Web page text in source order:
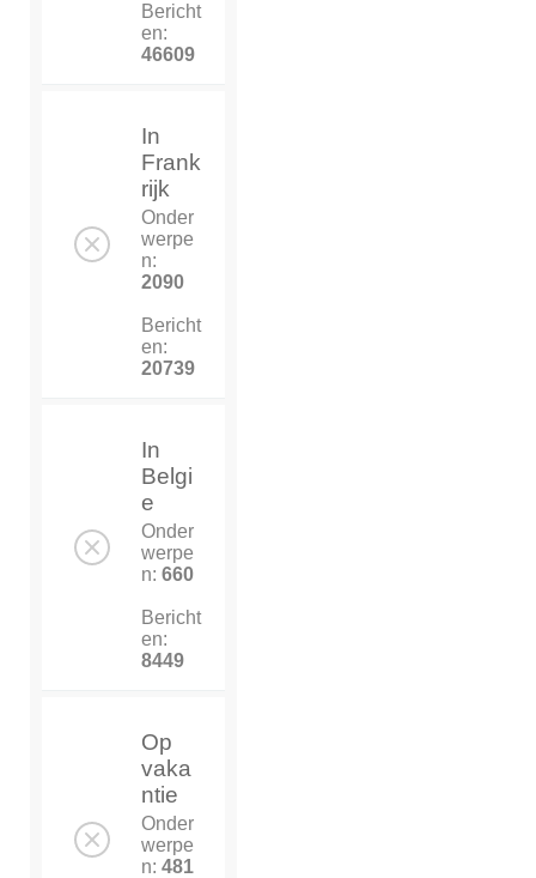
Bericht
en:
46609
In
Frank
rijk
Onder
werpe
n:
2090
Bericht
en:
20739
In
Belgi
e
Onder
werpe
n: 660
Bericht
en:
8449
Op
vaka
ntie
Onder
werpe
n: 481